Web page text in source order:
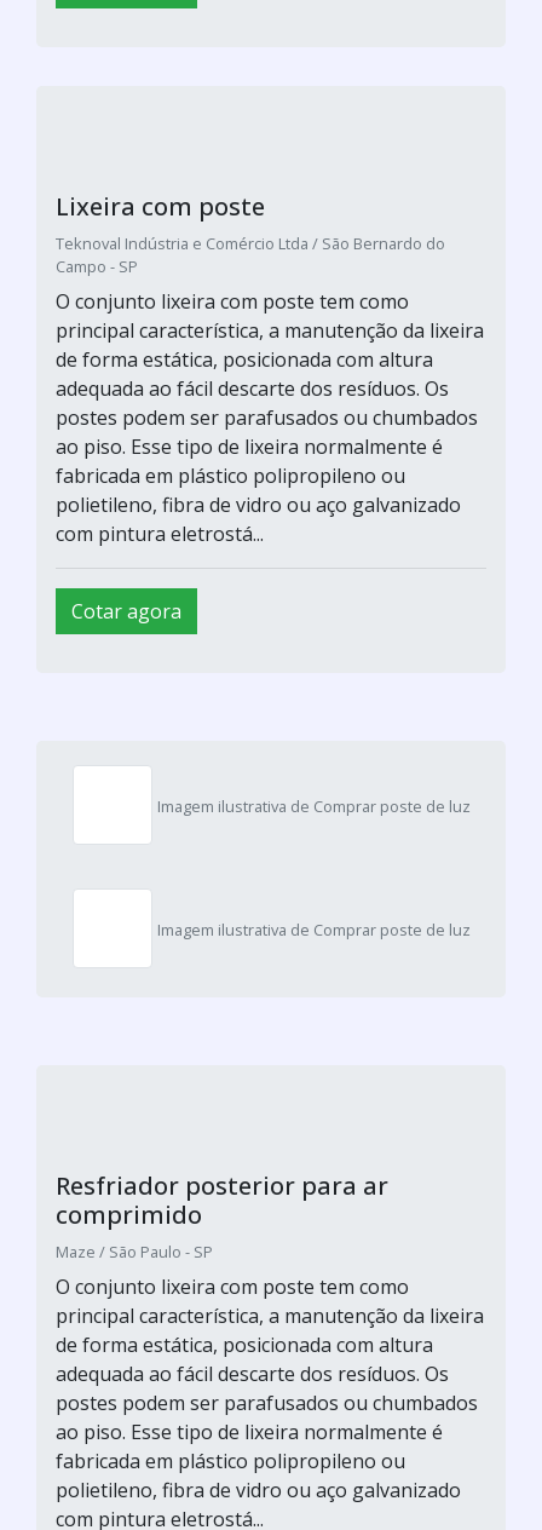
Lixeira com poste
Teknoval Indústria e Comércio Ltda / São Bernardo do
Campo - SP
O conjunto lixeira com poste tem como
principal característica, a manutenção da lixeira
de forma estática, posicionada com altura
adequada ao fácil descarte dos resíduos. Os
postes podem ser parafusados ou chumbados
ao piso. Esse tipo de lixeira normalmente é
fabricada em plástico polipropileno ou
polietileno, fibra de vidro ou aço galvanizado
com pintura eletrostá...
Cotar agora
Imagem ilustrativa de Comprar poste de luz